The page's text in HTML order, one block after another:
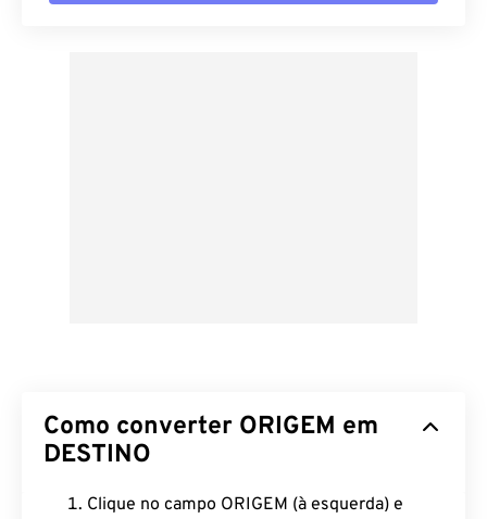
Como converter ORIGEM em
DESTINO
Clique no campo ORIGEM (à esquerda) e